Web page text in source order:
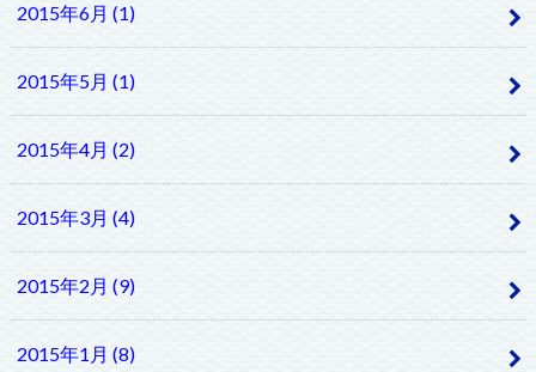
2015年6月 (1)
2015年5月 (1)
2015年4月 (2)
2015年3月 (4)
2015年2月 (9)
2015年1月 (8)